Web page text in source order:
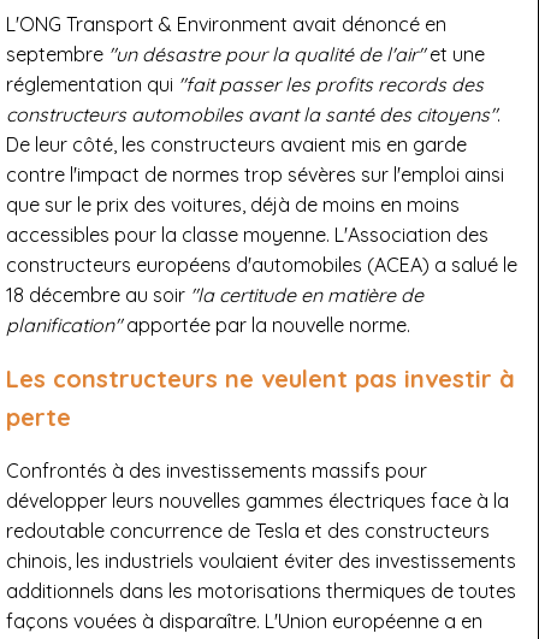
L'ONG Transport & Environment avait dénoncé en
septembre "un désastre pour la qualité de l'air"et une
réglementation qui "fait passer les profits records des
constructeurs automobiles avant la santé des citoyens".
De leur côté, les constructeurs avaient mis en garde
contre l'impact de normes trop sévères sur l'emploi ainsi
que sur le prix des voitures, déjà de moins en moins
accessibles pour la classe moyenne. L'Association des
constructeurs européens d'automobiles (ACEA) a salué le
18 décembre au soir "la certitude en matière de
planification"apportée par la nouvelle norme.
Les constructeurs ne veulent pas investir à
perte
Confrontés à des investissements massifs pour
développer leurs nouvelles gammes électriques face à la
redoutable concurrence de Tesla et des constructeurs
chinois, les industriels voulaient éviter des investissements
additionnels dans les motorisations thermiques de toutes
façons vouées à disparaître. L'Union européenne a en